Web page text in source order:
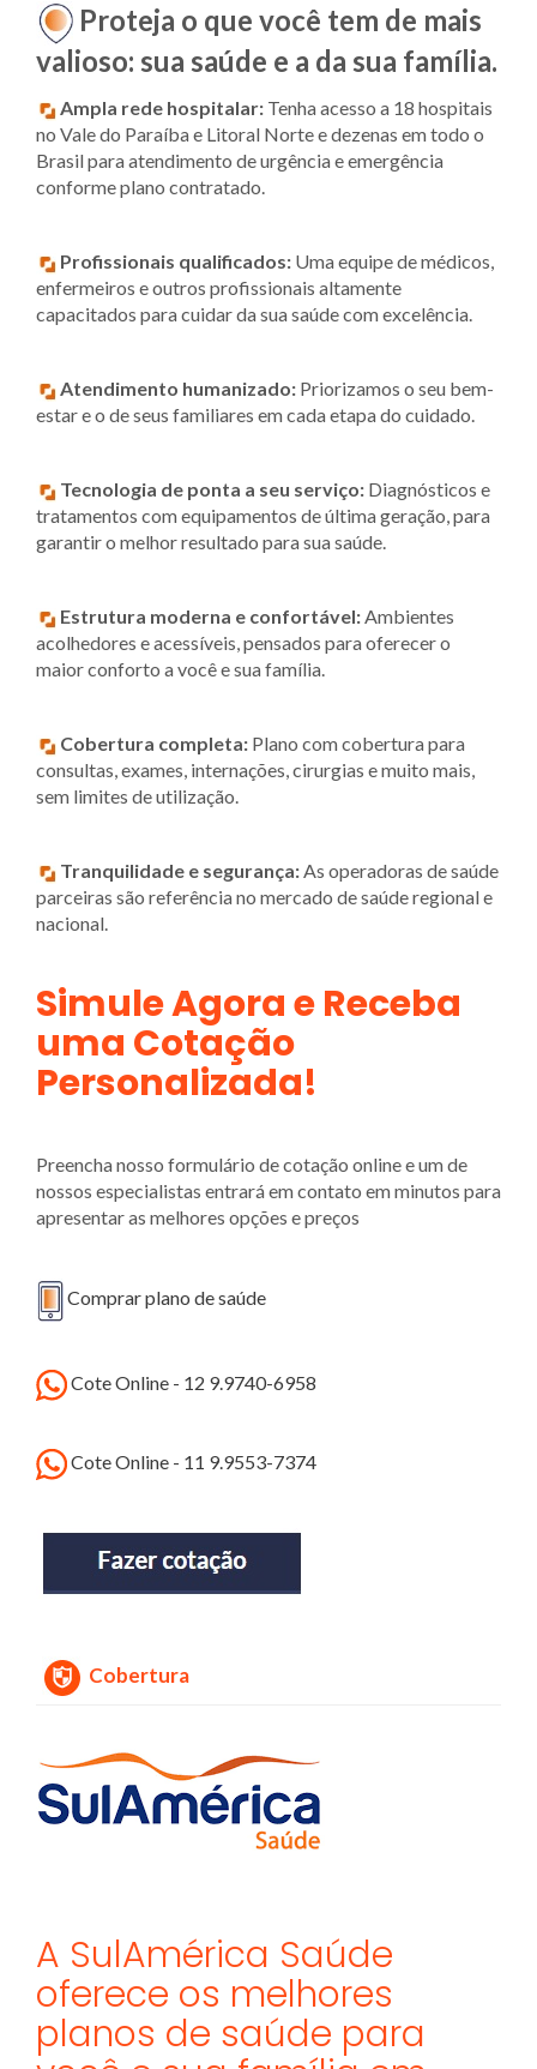
Proteja o que você tem de mais
valioso: sua saúde e a da sua família.
Ampla rede hospitalar: Tenha acesso a 18 hospitais
no Vale do Paraíba e Litoral Norte e dezenas em todo o
Brasil para atendimento de urgência e emergência
conforme plano contratado.
Profissionais qualificados: Uma equipe de médicos,
enfermeiros e outros profissionais altamente
capacitados para cuidar da sua saúde com excelência.
Atendimento humanizado: Priorizamos o seu bem-
estar e o de seus familiares em cada etapa do cuidado.
Tecnologia de ponta a seu serviço: Diagnósticos e
tratamentos com equipamentos de última geração, para
garantir o melhor resultado para sua saúde.
Estrutura moderna e confortável:Ambientes
acolhedores e acessíveis, pensados para oferecer o
maior conforto a você e sua família.
Cobertura completa: Plano com cobertura para
consultas, exames, internações, cirurgias e muito mais,
sem limites de utilização.
Tranquilidade e segurança:As operadoras de saúde
parceiras são referência no mercado de saúde regional e
nacional.
Simule Agora e Receba
uma Cotação
Personalizada!
Preencha nosso formulário de cotação online e um de
nossos especialistas entrará em contato em minutos para
apresentar as melhores opções e preços
Comprar plano de saúde
Cote Online - 12 9.9740-6958
Cote Online - 11 9.9553-7374
Cobertura
A SulAmérica Saúde
oferece os melhores
planos de saúde para